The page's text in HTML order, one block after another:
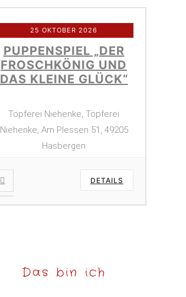
25 OKTOBER 2026
PUPPENSPIEL „DER
FROSCHKÖNIG UND
DAS KLEINE GLÜCK“
Töpferei Niehenke, Töpferei
Niehenke, Am Plessen 51, 49205
Hasbergen
DETAILS
Das bin ich